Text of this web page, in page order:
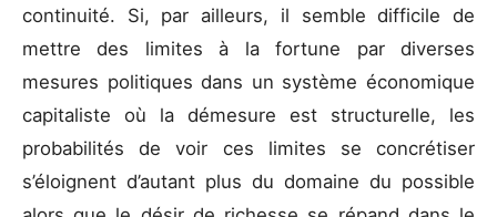
continuité. Si, par ailleurs, il semble difficile de
mettre des limites à la fortune par diverses
mesures politiques dans un système économique
capitaliste où la démesure est structurelle, les
probabilités de voir ces limites se concrétiser
s’éloignent d’autant plus du domaine du possible